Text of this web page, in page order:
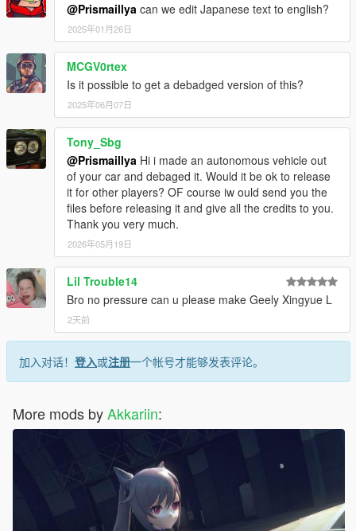
@Prismaillya can we edit Japanese text to english?
2025年01月26日
MCGV0rtex
Is it possible to get a debadged version of this?
2025年06月07日
Tony_Sbg
@Prismaillya Hi i made an autonomous vehicle out
of your car and debaged it. Would it be ok to release
it for other players? OF course iw ould send you the
files before releasing it and give all the credits to you.
Thank you very much.
2026年05月19日
Lil Trouble14
Bro no pressure can u please make Geely Xingyue L
2天前
加入对话！ 登入或注册一个帐号才能够发表评论。
More mods byAkkariin: